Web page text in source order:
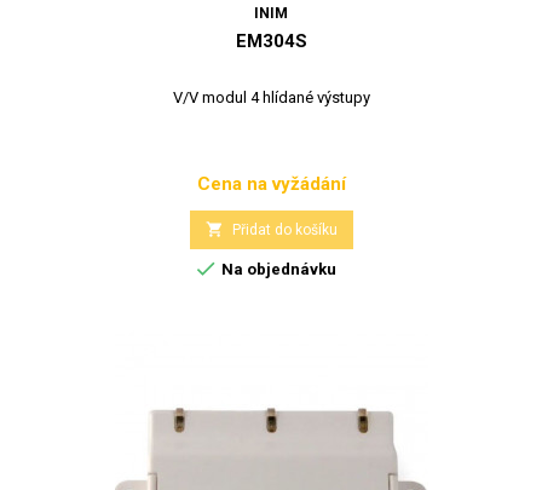
INIM
EM304S
V/V modul 4 hlídané výstupy
Cena
Cena na vyžádání
 Přidat do košíku
 Na objednávku